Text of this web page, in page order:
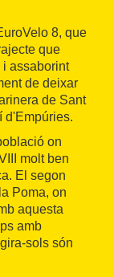
8, que
que
i assaborint
de deixar
de Sant
d'Empúries.
on
molt ben
El segon
Poma, on
aquesta
amb
sols són